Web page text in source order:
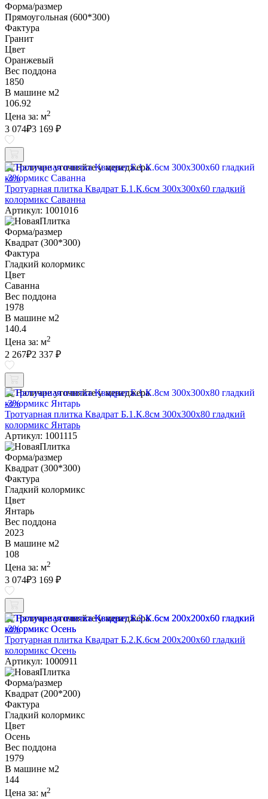
Форма/размер
Прямоугольная (600*300)
Фактура
Гранит
Цвет
Оранжевый
Вес поддона
1850
В машине м2
106.92
Цена за: м2
3 074₽3 169 ₽
Наличие уточняйте у менеджера
-3%
Тротуарная плитка Квадрат Б.1.К.6см 300х300х60 гладкий
колормикс Саванна
Артикул: 1001016
Форма/размер
Квадрат (300*300)
Фактура
Гладкий колормикс
Цвет
Саванна
Вес поддона
1978
В машине м2
140.4
Цена за: м2
2 267₽2 337 ₽
Наличие уточняйте у менеджера
-3%
Тротуарная плитка Квадрат Б.1.К.8см 300х300х80 гладкий
колормикс Янтарь
Артикул: 1001115
Форма/размер
Квадрат (300*300)
Фактура
Гладкий колормикс
Цвет
Янтарь
Вес поддона
2023
В машине м2
108
Цена за: м2
3 074₽3 169 ₽
Наличие уточняйте у менеджера
-3%
Тротуарная плитка Квадрат Б.2.К.6см 200х200х60 гладкий
колормикс Осень
Артикул: 1000911
Форма/размер
Квадрат (200*200)
Фактура
Гладкий колормикс
Цвет
Осень
Вес поддона
1979
В машине м2
144
Цена за: м2